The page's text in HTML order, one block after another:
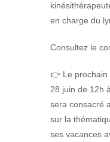
en charge du
Consultez le
👉 Le prochain
28 juin de 12h
sera consacré
sur la
ses vacances